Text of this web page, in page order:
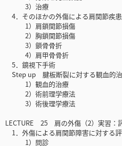
3）治療
4．そのほかの外傷による肩関節疾患
1）肩鎖関節損傷
2）胸鎖関節損傷
3）鎖骨骨折
4）肩甲骨骨折
5．鏡視下手術
Step up 腱板断裂に対する観血的
1）観血的治療
2）術前理学療法
3）術後理学療法
LECTURE 25 肩の外傷（2）実習：
1．外傷による肩関節障害に対する
1）問診